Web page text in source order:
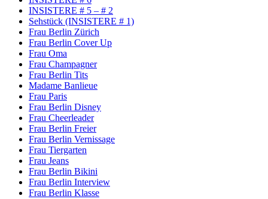
INSISTERE # 5 – # 2
Sehstück (INSISTERE # 1)
Frau Berlin Zürich
Frau Berlin Cover Up
Frau Oma
Frau Champagner
Frau Berlin Tits
Madame Banlieue
Frau Paris
Frau Berlin Disney
Frau Cheerleader
Frau Berlin Freier
Frau Berlin Vernissage
Frau Tiergarten
Frau Jeans
Frau Berlin Bikini
Frau Berlin Interview
Frau Berlin Klasse